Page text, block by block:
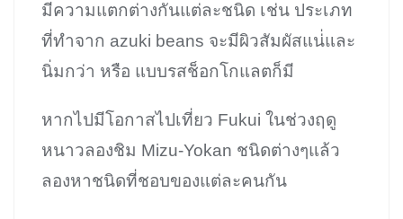
มีความแตกต่างกันแต่ละชนิด เช่น ประเภท
ที่ทำจาก azuki beans จะมีผิวสัมผัสแน่่และ
นิ่มกว่า หรือ แบบรสช็อกโกแลตก็มี
หากไปมีโอกาสไปเที่ยว Fukui ในช่วงฤดู
หนาวลองชิม Mizu-Yokan ชนิดต่างๆแล้ว
ลองหาชนิดที่ชอบของแต่ละคนกัน